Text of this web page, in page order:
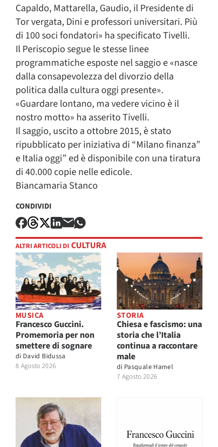
Capaldo, Mattarella, Gaudio, il Presidente di
Tor vergata, Dini e professori universitari. Più
di 100 soci fondatori» ha specificato Tivelli.
Il Periscopio segue le stesse linee
programmatiche esposte nel saggio e «nasce
dalla consapevolezza del divorzio della
politica dalla cultura oggi presente».
«Guardare lontano, ma vedere vicino è il
nostro motto» ha asserito Tivelli.
Il saggio, uscito a ottobre 2015, è stato
ripubblicato per iniziativa di “Milano finanza”
e Italia oggi” ed è disponibile con una tiratura
di 40.000 copie nelle edicole.
Biancamaria Stanco
CONDIVIDI
ALTRI ARTICOLI DI CULTURA
MUSICA
Francesco Guccini.
Promemoria per non
smettere di sognare
di David Bidussa
8 Agosto 2026
STORIA
Chiesa e fascismo: una
storia che l’Italia
continua a raccontare
male
di Pasquale Hamel
7 Agosto 2026